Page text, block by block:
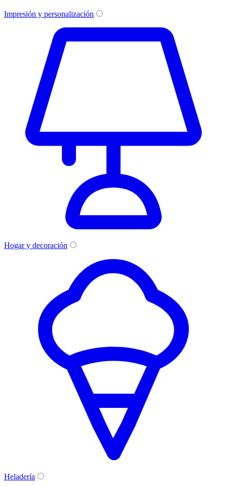
Impresión y personalización
Hogar y decoración
Heladería